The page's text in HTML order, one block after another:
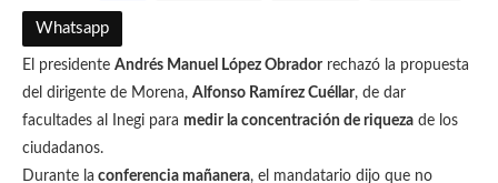
Whatsapp
El presidente Andrés Manuel López Obradorrechazó la propuesta
del dirigente de Morena, Alfonso Ramírez Cuéllar, de dar
facultades al Inegi para medir la concentración de riqueza de los
ciudadanos.
Durante la conferencia mañanera, el mandatario dijo que no